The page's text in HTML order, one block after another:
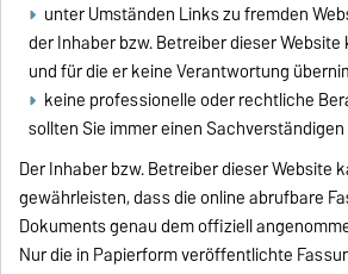
unter Umständen Links zu fremden
der Inhaber bzw. Betreiber dieser
und für die er keine Verantwortung
keine professionelle oder rechtliche
sollten Sie immer einen
Der Inhaber bzw. Betreiber dieser Website
gewährleisten, dass die online abrufbare
Dokuments genau dem offiziell
Nur die in Papierform veröffentlichte